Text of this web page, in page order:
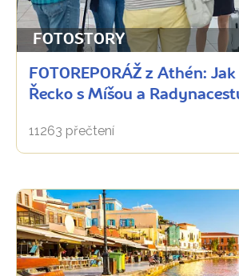
FOTOSTORY
FOTOREPORÁŽ z Athén:
Řecko s Míšou a
11263 přečtení